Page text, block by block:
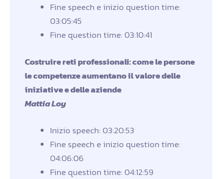
Fine speech e inizio question time:
03:05:45
Fine question time: 03:10:41
Costruire reti professionali: come le persone
le competenze aumentano il valore delle
iniziative e delle aziende
Mattia Loy
Inizio speech: 03:20:53
Fine speech e inizio question time:
04:06:06
Fine question time: 04:12:59